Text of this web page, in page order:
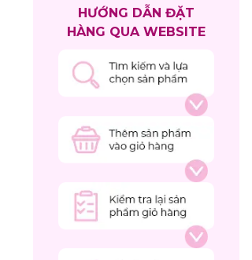
HƯỚNG DẪN ĐẶT
HÀNG QUA WEBSITE